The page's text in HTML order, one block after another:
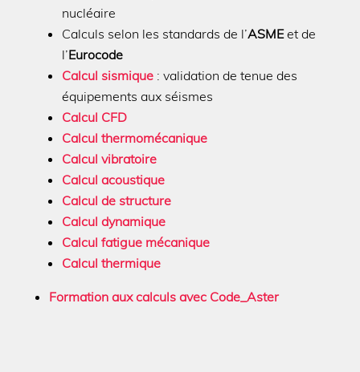
nucléaire
Calculs selon les standards de l’ASMEet de
l’Eurocode
Calcul sismique: validation de tenue des
équipements aux séismes
Calcul CFD
Calcul thermomécanique
Calcul vibratoire
Calcul acoustique
Calcul de structure
Calcul dynamique
Calcul fatigue mécanique
Calcul thermique
Formation aux calculs avec Code_Aster